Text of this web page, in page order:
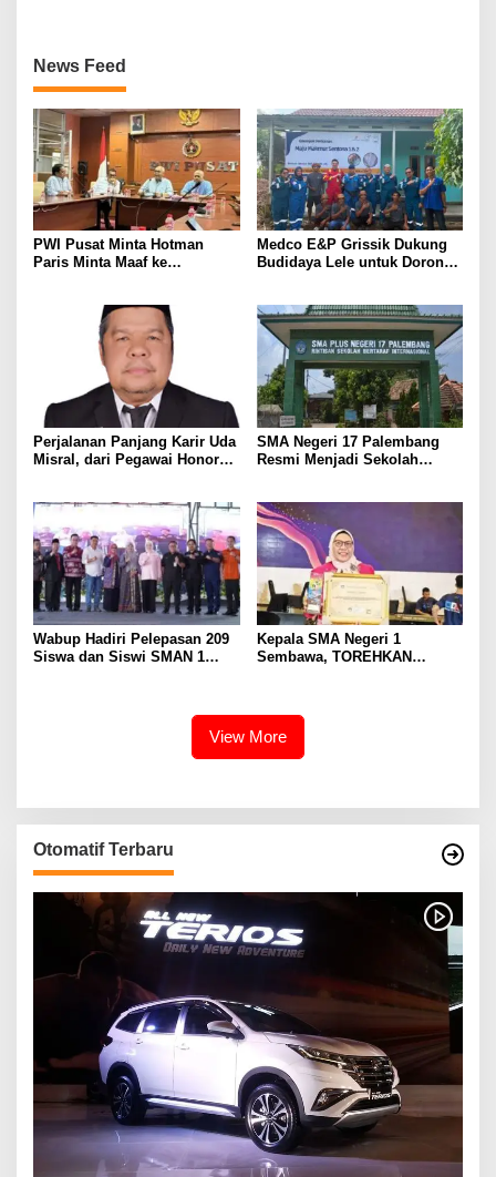
News Feed
PWI Pusat Minta Hotman
Paris Minta Maaf ke
Medco E&P Grissik Dukung
Budidaya Lele untuk Dorong
Perjalanan Panjang Karir Uda
Misral, dari Pegawai Honorer
Eselon III
SMA Negeri 17 Palembang
Resmi Menjadi Sekolah
Wabup Hadiri Pelepasan 209
Siswa dan Siswi SMAN 1
Kepala SMA Negeri 1
Sembawa, TOREHKAN
View More
Otomatif Terbaru